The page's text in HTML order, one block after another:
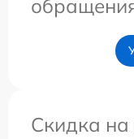
Скидка на